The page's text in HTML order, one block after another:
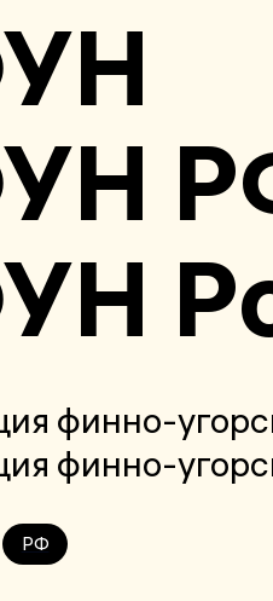
финно-
финно-
РФ